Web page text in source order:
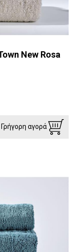
New Rosa
Γρήγορη αγορά